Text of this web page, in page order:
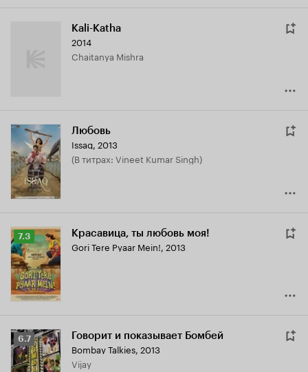
Kali-Katha
2014
Chaitanya Mishra
Любовь
Issaq, 2013
(в титрах: Vineet Kumar Singh)
Рейтинг
Кинопоиска
7.3
7.3 Красавица, ты любовь моя!
Gori Tere Pyaar Mein!, 2013
Рейтинг
Кинопоиска
6.7
6.7 Говорит и показывает Бомбей
Bombay Talkies, 2013
Vijay